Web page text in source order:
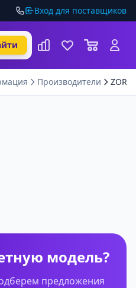
Вход для поставщиков
Производители
модель?
предложения